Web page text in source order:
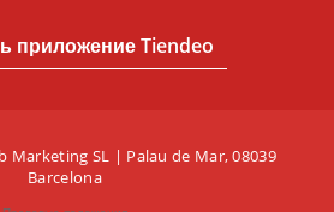
приложение Tiendeo
Marketing SL | Palau de Mar, 08039
Barcelona